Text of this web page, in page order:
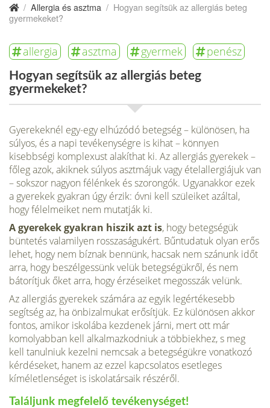
/ Allergia és asztma / Hogyan segítsük az allergiás beteg
gyermekeket?
allergia asztma gyermek penész
Hogyan segítsük az allergiás beteg
gyermekeket?
Gyerekeknél egy-egy elhúzódó betegség – különösen, ha
súlyos, és a napi tevékenységre is kihat – könnyen
kisebbségi komplexust alakíthat ki. Az allergiás gyerekek –
főleg azok, akiknek súlyos asztmájuk vagy ételallergiájuk van
– sokszor nagyon félénkek és szorongók. Ugyanakkor ezek
a gyerekek gyakran úgy érzik: óvni kell szüleiket azáltal,
hogy félelmeiket nem mutatják ki.
A gyerekek gyakran hiszik azt is, hogy betegsé­gük
büntetés valamilyen rosszaságukért. Bűntudatuk olyan erős
lehet, hogy nem bíznak bennünk, hacsak nem szánunk időt
arra, hogy beszélgessünk velük betegségükről, és nem
báto­rítjuk őket arra, hogy érzéseiket megosszák ve­lünk.
Az allergiás gyerekek számára az egyik legér­tékesebb
segítség az, ha önbizalmukat erősítjük. Ez különösen akkor
fontos, amikor iskolába kez­denek járni, mert ott már
komolyabban kell alkalmazkodniuk a többiekhez, s meg
kell tanul­niuk kezelni nemcsak a betegségükre vonatkozó
kérdéseket, hanem az ezzel kapcsolatos esetleges
kíméletlenséget is iskolatársaik részéről.
Találjunk megfelelő tevékenységet!